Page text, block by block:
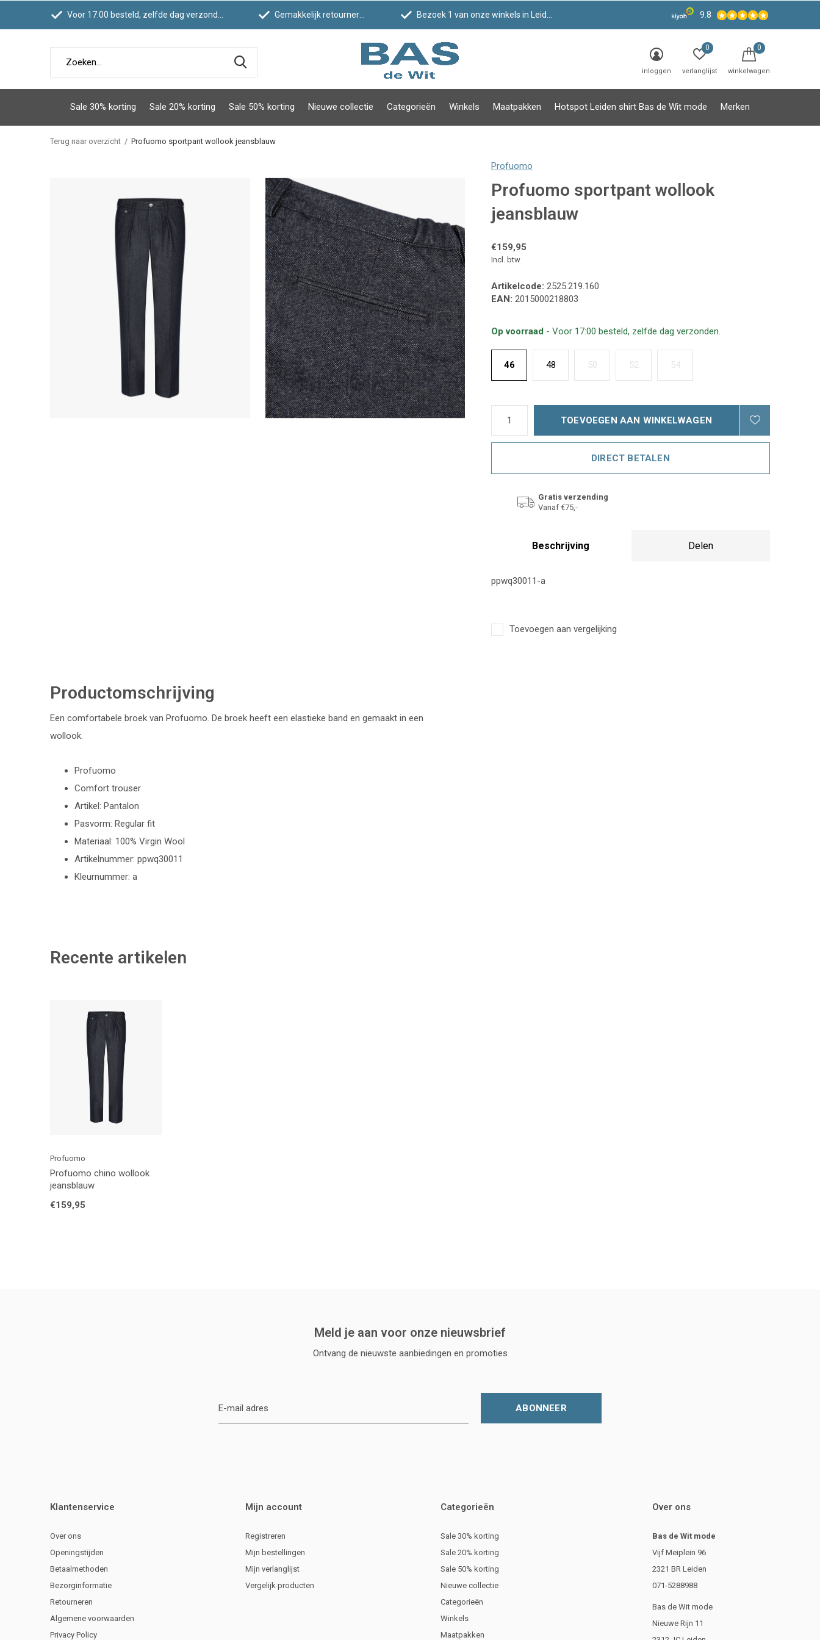
Sale 30% korting Sale 20% korting Sale 50% korting Nieuwe collectie Categorieën Winkels Maatpakken Hotspot Leiden shirt Bas de Wit mode Merken
inloggen verlanglijst
0
winkelwagen
0
Voor 17:00 besteld, zelfde dag verzonden Gemakkelijk retourneren Bezoek 1 van onze winkels in Leiden! 9.8
Terug naar overzicht Profuomo sportpant wollook jeansblauw
Profuomo
Profuomo sportpant wollook
jeansblauw
€159,95
Incl. btw
Artikelcode: 2525.219.160
EAN: 2015000218803
Op voorraad - Voor 17:00 besteld, zelfde dag verzonden.
46 48 50 52 54
TOEVOEGEN AAN WINKELWAGEN
DIRECT BETALEN
Gratis verzending
Vanaf €75,-
Beschrijving Delen
ppwq30011-a
Toevoegen aan vergelijking
Productomschrijving
Een comfortabele broek van Profuomo. De broek heeft een elastieke band en gemaakt in een
wollook.
Profuomo
Comfort trouser
Artikel: Pantalon
Pasvorm: Regular fit
Materiaal: 100% Virgin Wool
Artikelnummer: ppwq30011
Kleurnummer: a
Recente artikelen
Profuomo
Profuomo chino wollook
jeansblauw
€159,95
Meld je aan voor onze nieuwsbrief
Ontvang de nieuwste aanbiedingen en promoties
ABONNEER
Klantenservice
Over ons
Openingstijden
Betaalmethoden
Bezorginformatie
Retourneren
Algemene voorwaarden
Privacy Policy
Mijn account
Registreren
Mijn bestellingen
Mijn verlanglijst
Vergelijk producten
Categorieën
Sale 30% korting
Sale 20% korting
Sale 50% korting
Nieuwe collectie
Categorieën
Winkels
Maatpakken
Over ons
Bas de Wit mode
Vijf Meiplein 96
2321 BR Leiden
071-5288988
Bas de Wit mode
Nieuwe Rijn 11